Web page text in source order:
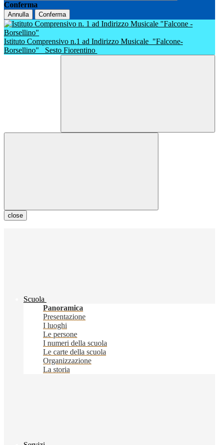
Conferma
Annulla Conferma
Istituto Comprensivo n.1 ad Indirizzo Musicale "Falcone-
Borsellino"
Sesto Fiorentino
close
Scuola
Panoramica
Presentazione
I luoghi
Le persone
I numeri della scuola
Le carte della scuola
Organizzazione
La storia